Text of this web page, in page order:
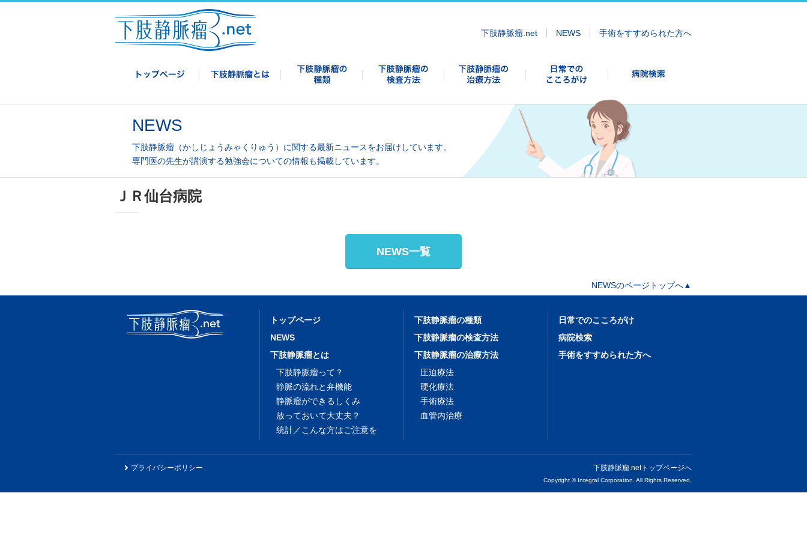
下肢静脈瘤.net NEWS 手術をすすめられた方へ
NEWS
下肢静脈瘤（かしじょうみゃくりゅう）に関する最新ニュースをお届けしています。
専門医の先生が講演する勉強会についての情報も掲載しています。
ＪＲ仙台病院
NEWS一覧
NEWSのページトップへ▲
トップページ
NEWS
下肢静脈瘤とは
下肢静脈瘤って？
静脈の流れと弁機能
静脈瘤ができるしくみ
放っておいて大丈夫？
統計／こんな方はご注意を
下肢静脈瘤の種類
下肢静脈瘤の検査方法
下肢静脈瘤の治療方法
圧迫療法
硬化療法
手術療法
血管内治療
日常でのこころがけ
病院検索
手術をすすめられた方へ
プライバシーポリシー 下肢静脈瘤.netトップページへ
Copyright © Integral Corporation. All Rights Reserved.